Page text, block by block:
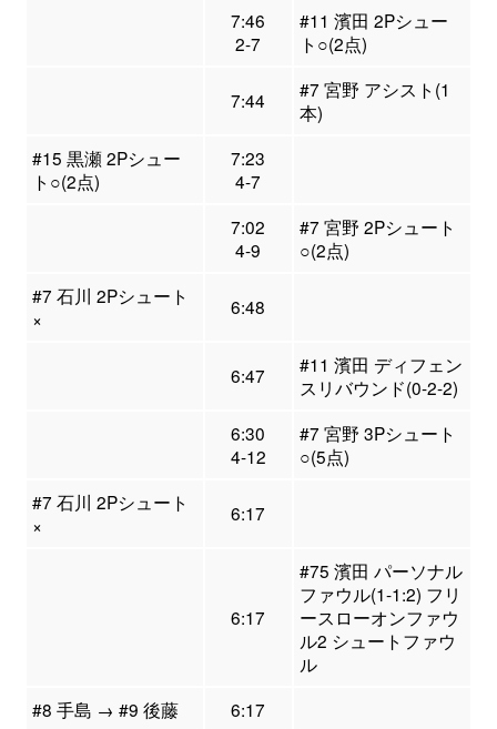
7:46
2-7
#11 濱田 2Pシュー
ト○(2点)
7:44
#7 宮野 アシスト(1
本)
#15 黒瀬 2Pシュー
ト○(2点)
7:23
4-7
7:02
4-9
#7 宮野 2Pシュート
○(2点)
#7 石川 2Pシュート
×
6:48
6:47
#11 濱田 ディフェン
スリバウンド(0-2-2)
6:30
4-12
#7 宮野 3Pシュート
○(5点)
#7 石川 2Pシュート
×
6:17
6:17
#75 濱田 パーソナル
ファウル(1-1:2) フリ
ースローオンファウ
ル2 シュートファウ
ル
#8 手島 → #9 後藤
6:17